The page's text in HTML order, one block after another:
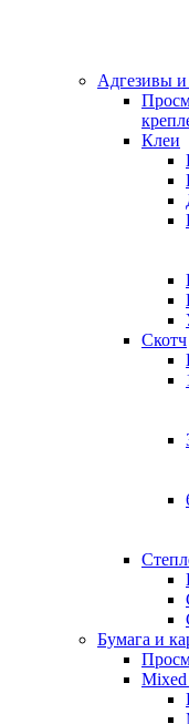
Адгезивы и
Клеи
Скотч
Бумага и
Mixed